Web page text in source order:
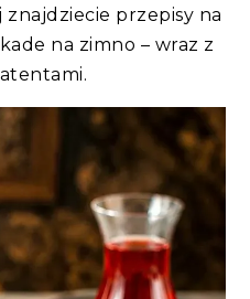
znajdziecie przepisy na
na zimno – wraz z